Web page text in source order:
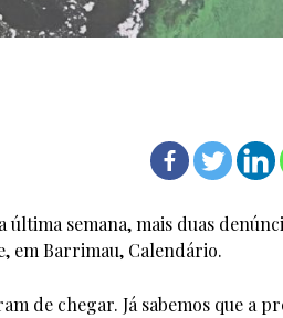
última semana, mais duas
em Barrimau, Calendário.
de chegar. Já sabemos que a